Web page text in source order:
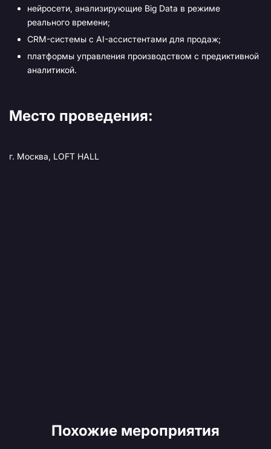
нейросети, анализирующие Big Data в режиме
реального времени;
CRM-системы с AI-ассистентами для продаж;
платформы управления производством с предиктивной
аналитикой.
Место проведения:
г. Москва, LOFT HALL
Похожие мероприятия